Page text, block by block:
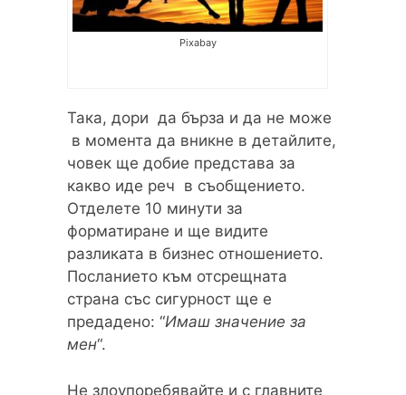
Pixabay
Така, дори да бърза и да не може
в момента да вникне в детайлите,
човек ще добие представа за
какво иде реч в съобщението.
Отделете 10 минути за
форматиране и ще видите
разликата в бизнес отношението.
Посланието към отсрещната
страна със сигурност ще е
предадено: “Имаш значение за
мен“.
Не злоупоребявайте и с главните